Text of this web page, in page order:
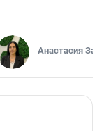
Анастасия